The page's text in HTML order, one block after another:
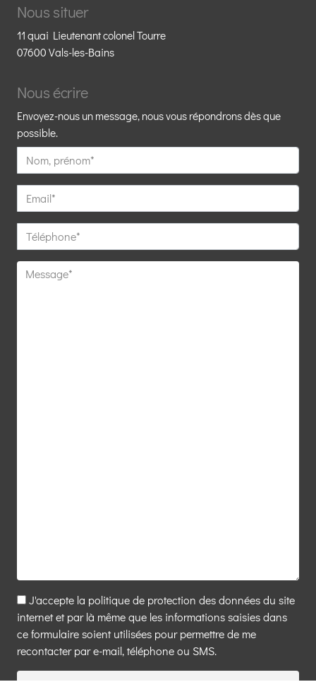
Nous situer
11 quai Lieutenant colonel Tourre
07600 Vals-les-Bains
Nous écrire
Envoyez-nous un message, nous vous répondrons dès que
possible.
J'accepte la politique de protection des donnéesdu site
internet et par là même que les informations saisies dans
ce formulaire soient utilisées pour permettre de me
recontacter par e-mail, téléphone ou SMS.